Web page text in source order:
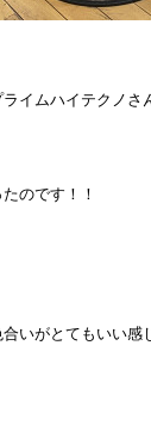
イムハイテクノさ
のです！！
いがとてもいい感